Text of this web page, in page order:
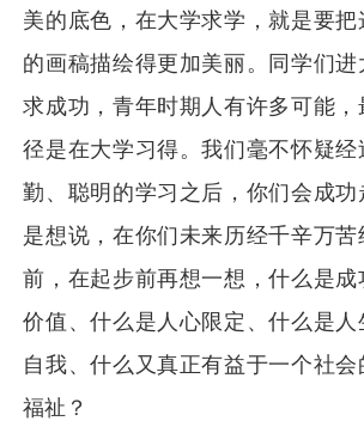
美的底色，在大学求学，就是要
的画稿描绘得更加美丽。同学们
求成功，青年时期人有许多可能
径是在大学习得。我们毫不怀疑
勤、聪明的学习之后，你们会成功
是想说，在你们未来历经千辛万苦
前，在起步前再想一想，什么是成
价值、什么是人心限定、什么是
自我、什么又真正有益于一个社
福祉？